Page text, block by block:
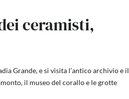
ceramisti,
Grande, e si visita l’antico archivio e il
il museo del corallo e le grotte